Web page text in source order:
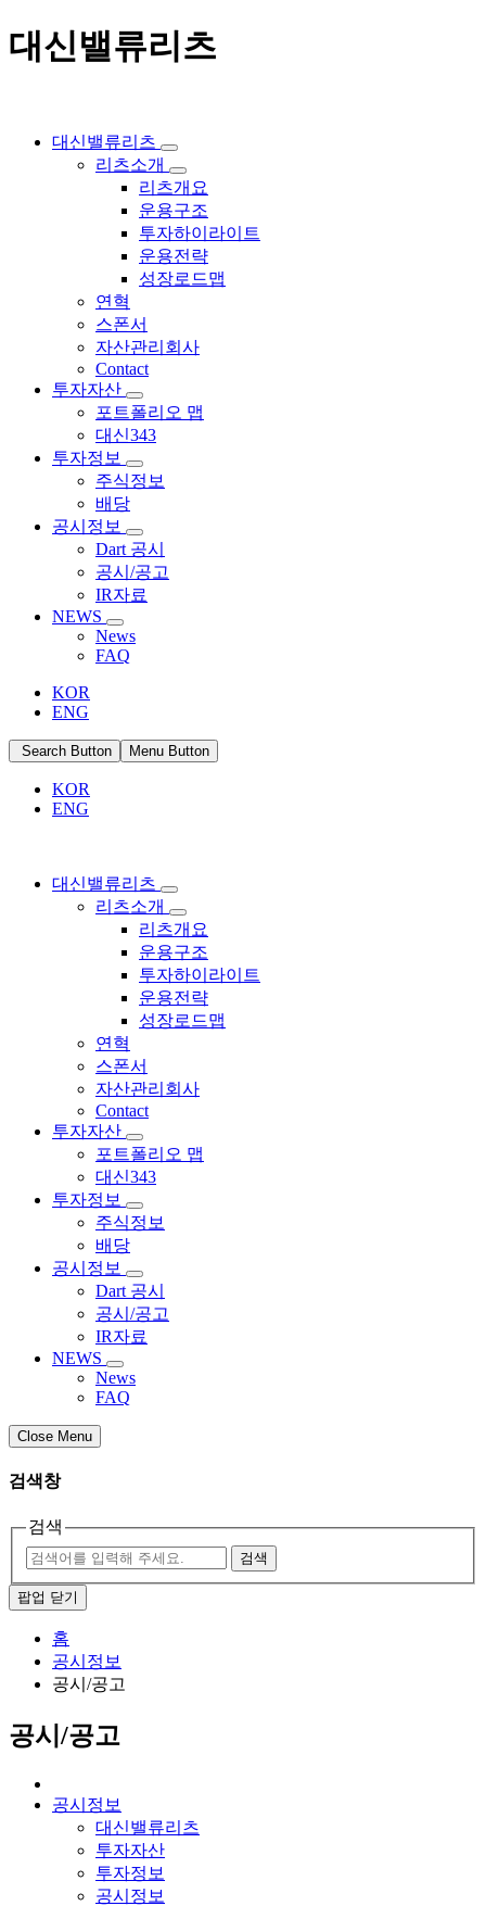
대신밸류리츠
대신밸류리츠
리츠소개
리츠개요
운용구조
투자하이라이트
운용전략
성장로드맵
연혁
스폰서
자산관리회사
Contact
투자자산
포트폴리오 맵
대신343
투자정보
주식정보
배당
공시정보
Dart 공시
공시/공고
IR자료
NEWS
News
FAQ
KOR
ENG
Search Button Menu Button
KOR
ENG
대신밸류리츠
리츠소개
리츠개요
운용구조
투자하이라이트
운용전략
성장로드맵
연혁
스폰서
자산관리회사
Contact
투자자산
포트폴리오 맵
대신343
투자정보
주식정보
배당
공시정보
Dart 공시
공시/공고
IR자료
NEWS
News
FAQ
Close Menu
검색창
검색
검색
팝업 닫기
홈
공시정보
공시/공고
공시/공고
공시정보
대신밸류리츠
투자자산
투자정보
공시정보